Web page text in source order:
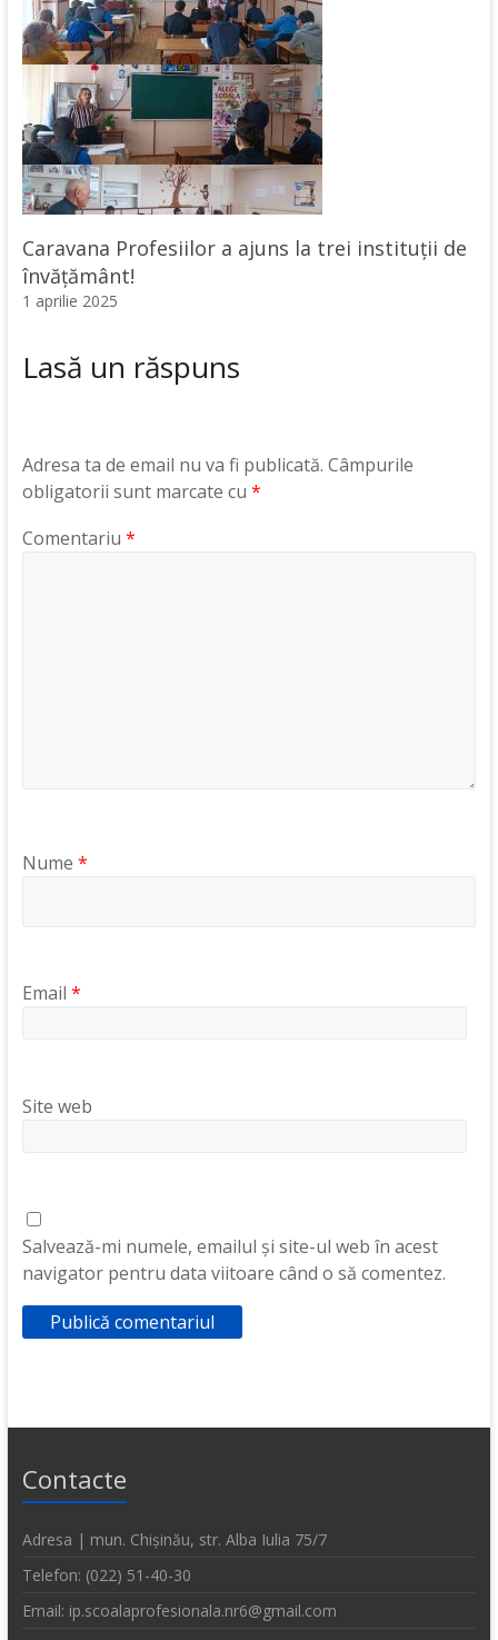
Caravana Profesiilor a ajuns la trei instituții de
învățământ!
1 aprilie 2025
Lasă un răspuns
Adresa ta de email nu va fi publicată. Câmpurile
obligatorii sunt marcate cu *
Comentariu *
Nume *
Email *
Site web
Salvează-mi numele, emailul și site-ul web în acest
navigator pentru data viitoare când o să comentez.
Contacte
Adresa | mun. Chișinău, str. Alba Iulia 75/7
Telefon: (022) 51-40-30
Email: ip.scoalaprofesionala.nr6@gmail.com